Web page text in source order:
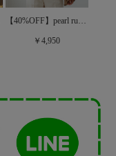
【40%OFF】pearl ruffled blouse～ﾊﾟｰﾙﾗｯﾌﾙﾄﾞﾌﾞﾗｳｽ
￥4,950